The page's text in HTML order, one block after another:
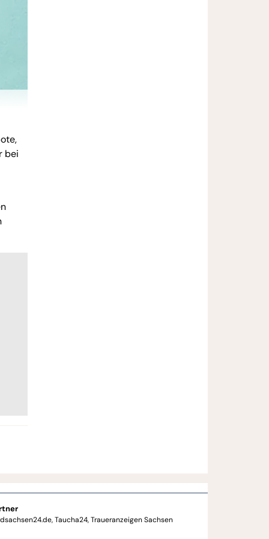
bei
Taucha24 Traueranzeigen Sachsen